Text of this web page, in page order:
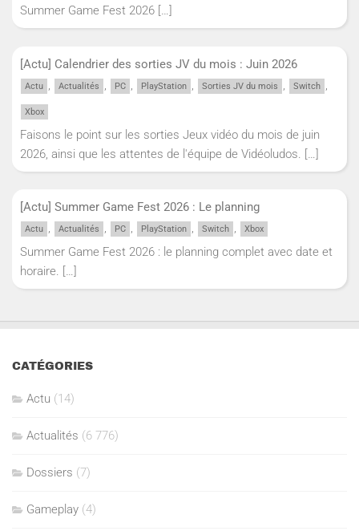
Summer Game Fest 2026 […]
[Actu] Calendrier des sorties JV du mois : Juin 2026
Actu , Actualités , PC , PlayStation , Sorties JV du mois , Switch ,
Xbox
Faisons le point sur les sorties Jeux vidéo du mois de juin
2026, ainsi que les attentes de l'équipe de Vidéoludos. […]
[Actu] Summer Game Fest 2026 : Le planning
Actu , Actualités , PC , PlayStation , Switch , Xbox
Summer Game Fest 2026 : le planning complet avec date et
horaire. […]
CATÉGORIES
Actu (14)
Actualités (6 776)
Dossiers (7)
Gameplay (4)